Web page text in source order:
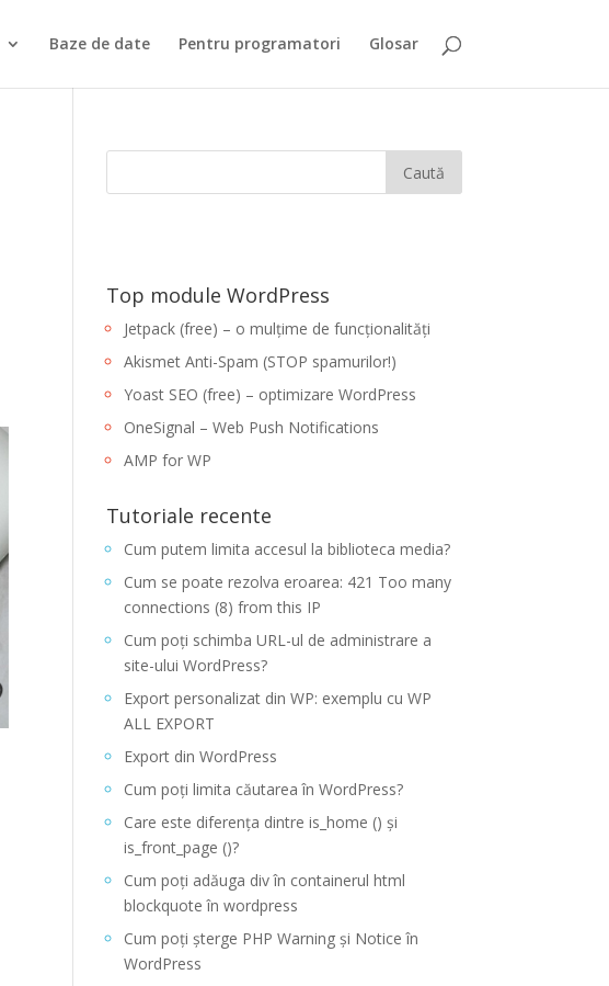
Baze de date Pentru programatori Glosar
Top module WordPress
Jetpack (free) – o mulțime de funcționalități
Akismet Anti-Spam (STOP spamurilor!)
Yoast SEO (free) – optimizare WordPress
OneSignal – Web Push Notifications
AMP for WP
Tutoriale recente
Cum putem limita accesul la biblioteca media?
Cum se poate rezolva eroarea: 421 Too many
connections (8) from this IP
Cum poți schimba URL-ul de administrare a
site-ului WordPress?
Export personalizat din WP: exemplu cu WP
ALL EXPORT
Export din WordPress
Cum poți limita căutarea în WordPress?
Care este diferența dintre is_home () și
is_front_page ()?
Cum poți adăuga div în containerul html
blockquote în wordpress
Cum poți șterge PHP Warning și Notice în
WordPress